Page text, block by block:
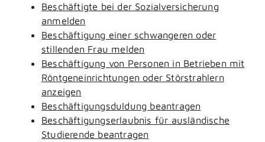
Beschäftigte bei der Sozialversicherung
anmelden
Beschäftigung einer schwangeren oder
stillenden Frau melden
Beschäftigung von Personen in Betrieben mit
Röntgeneinrichtungen oder Störstrahlern
anzeigen
Beschäftigungsduldung beantragen
Beschäftigungserlaubnis für ausländische
Studierende beantragen